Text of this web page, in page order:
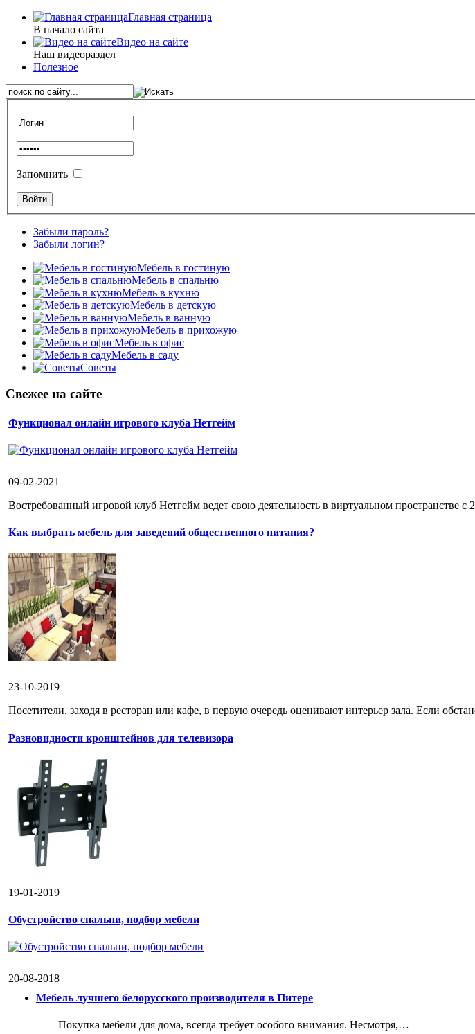
Главная страница
В начало сайта
Видео на сайте
Наш видеораздел
Полезное
Запомнить
Забыли пароль?
Забыли логин?
Мебель в гостиную
Мебель в спальню
Мебель в кухню
Мебель в детскую
Мебель в ванную
Мебель в прихожую
Мебель в офис
Мебель в саду
Советы
Свежее на сайте
Функционал онлайн игрового клуба Нетгейм
09-02-2021
Востребованный игровой клуб Нетгейм ведет свою деятельность в виртуальном пространстве
Как выбрать мебель для заведений общественного питания?
23-10-2019
Посетители, заходя в ресторан или кафе, в первую очередь оценивают интерьер зала. Если
Разновидности кронштейнов для телевизора
19-01-2019
Обустройство спальни, подбор мебели
20-08-2018
Мебель лучшего белорусского производителя в Питере
Покупка мебели для дома, всегда требует особого внимания. Несмотря,…